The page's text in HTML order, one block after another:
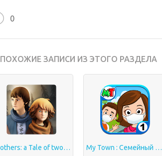
0
ПОХОЖИЕ ЗАПИСИ ИЗ ЭТОГО РАЗДЕЛА
Brothers: a Tale of two Sons My Town : Семейный дом